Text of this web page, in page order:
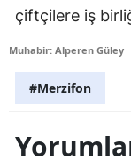
çiftçilere iş
Muhabir: Alperen Güley
#Merzifon